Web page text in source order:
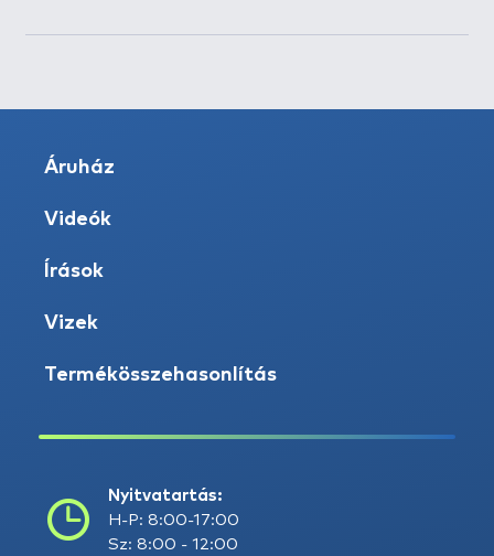
Áruház
Videók
Írások
Vizek
Termékösszehasonlítás
Nyitvatartás:
H-P: 8:00-17:00
Sz: 8:00 - 12:00